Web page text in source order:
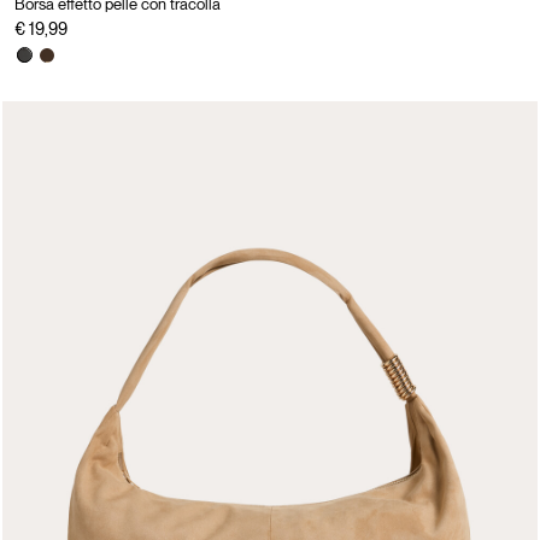
Borsa effetto pelle con tracolla
€ 19,99